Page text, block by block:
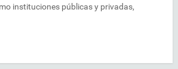
instituciones públicas y privadas,